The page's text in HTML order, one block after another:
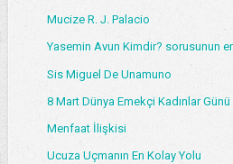
Mucize R. J. Palacio
Yasemin Avun Kimdir? sorusunun
Sis Miguel De Unamuno
8 Mart Dünya Emekçi Kadınlar Günü
Menfaat İlişkisi
Ucuza Uçmanın En Kolay Yolu